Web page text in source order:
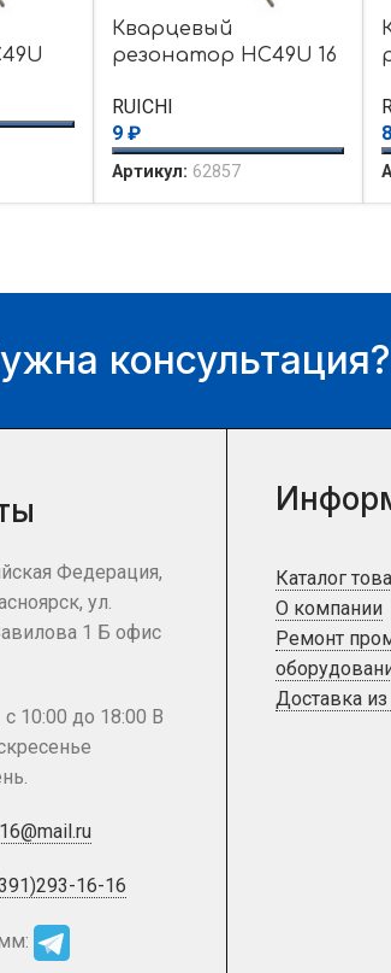
Кварцевый
резонатор HC49U 16
RUICHI
9 ₽
Артикул: 62857
8
Федерация,
ул.
1 Б офис
10:00 до 18:00 В
16-16
Каталог
О компании
Ремонт
Доставка